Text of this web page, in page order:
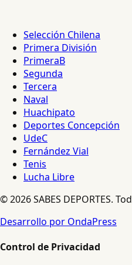
Selección Chilena
Primera División
PrimeraB
Segunda
Tercera
Naval
Huachipato
Deportes Concepción
UdeC
Fernández Vial
Tenis
Lucha Libre
© 2026 SABES DEPORTES.
Desarrollo por OndaPress
Control de Privacidad